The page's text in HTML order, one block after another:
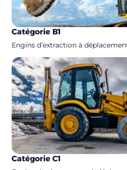
Catégorie B1
Engins d’extraction à
Catégorie C1